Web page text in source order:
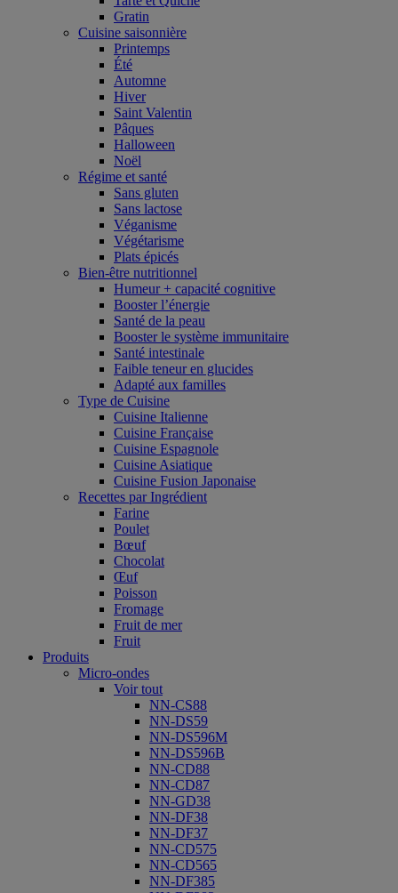
Gratin
Cuisine saisonnière
Printemps
Été
Automne
Hiver
Saint Valentin
Pâques
Halloween
Noël
Régime et santé
Sans gluten
Sans lactose
Véganisme
Végétarisme
Plats épicés
Bien-être nutritionnel
Humeur + capacité cognitive
Booster l’énergie
Santé de la peau
Booster le système immunitaire
Santé intestinale
Faible teneur en glucides
Adapté aux familles
Type de Cuisine
Cuisine Italienne
Cuisine Française
Cuisine Espagnole
Cuisine Asiatique
Cuisine Fusion Japonaise
Recettes par Ingrédient
Farine
Poulet
Bœuf
Chocolat
Œuf
Poisson
Fromage
Fruit de mer
Fruit
Produits
Micro-ondes
Voir tout
NN-CS88
NN-DS59
NN-DS596M
NN-DS596B
NN-CD88
NN-CD87
NN-GD38
NN-DF38
NN-DF37
NN-CD575
NN-CD565
NN-DF385